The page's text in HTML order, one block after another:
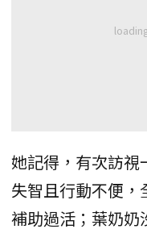
她記得，有次訪視
失智且行動不便
補助過活；葉奶奶